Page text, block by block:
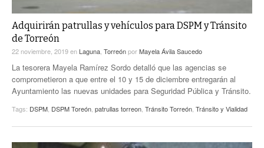
Adquirirán patrullas y vehículos para DSPM y Tránsito
de Torreón
22 noviembre, 2019en Laguna, TorreónporMayela Ávila Saucedo
La tesorera Mayela Ramírez Sordo detalló que las agencias se
comprometieron a que entre el 10 y 15 de diciembre entregarán al
Ayuntamiento las nuevas unidades para Seguridad Pública y Tránsito.
Tags: DSPM, DSPM Toreón, patrullas torreon, Tránsito Torreón, Tránsito y Vialidad